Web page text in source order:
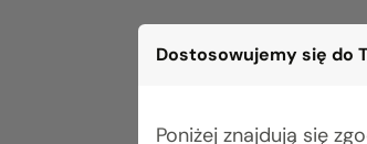
Dostosowujemy się do
Poniżej znajdują się